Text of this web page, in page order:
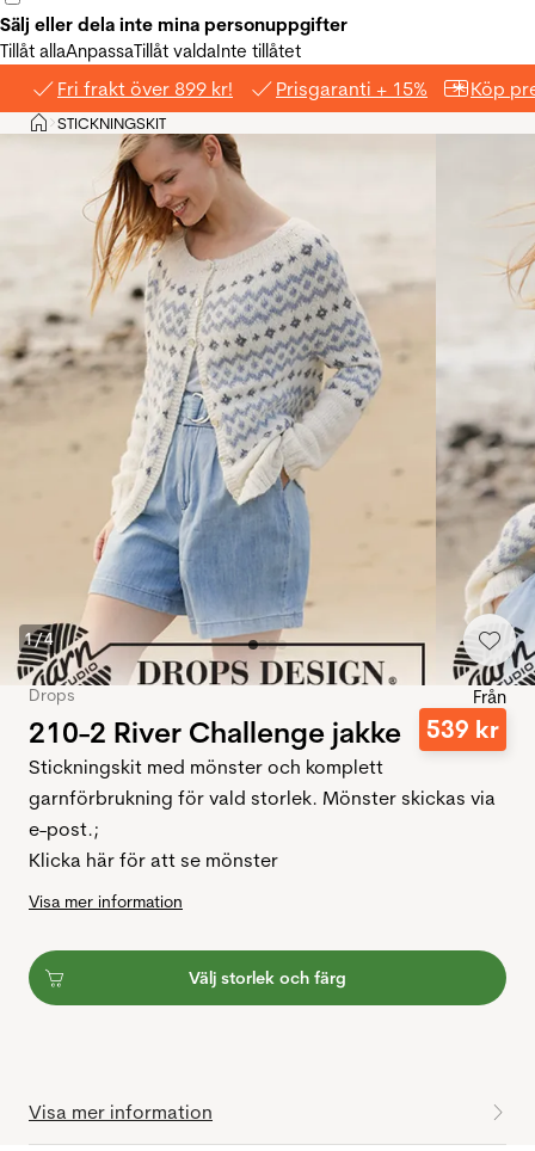
Sälj eller dela inte mina personuppgifter
Tillåt allaAnpassaTillåt valdaInte tillåtet
Fri frakt över 899 kr! Prisgaranti + 15% Köp
Hem
>STICKNINGSKIT
1/4
Drops
210-2 River Challenge jakke
Från
539 kr
Stickningskit med mönster och komplett
garnförbrukning för vald storlek. Mönster skickas via
e-post.;
Klicka här för att se mönster
Visa mer information
Välj storlek och färg
Visa mer information